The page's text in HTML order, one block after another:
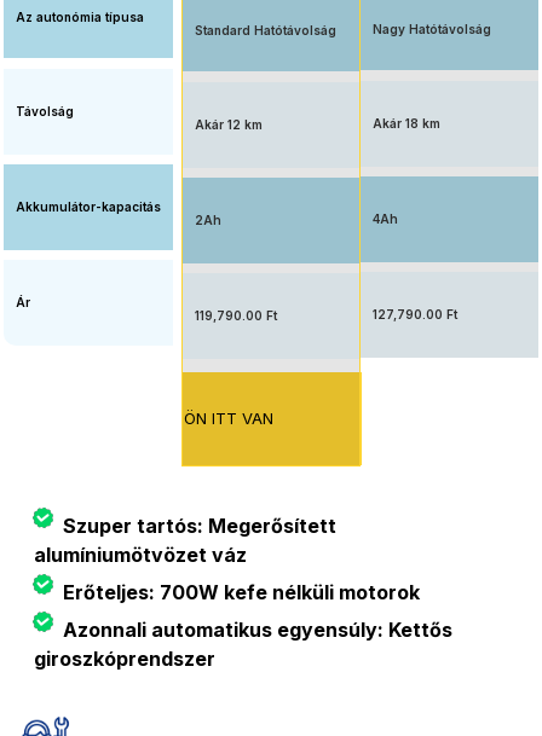
Az autonómia típusa
Távolság
Akkumulátor-kapacitás
Ár
Standard Hatótávolság
Akár 12 km
2Ah
119,790.00 Ft
ÖN ITT VAN
Nagy Hatótávolság
Akár 18 km
4Ah
127,790.00 Ft
Szuper tartós: Megerősített
alumíniumötvözet váz
Erőteljes: 700W kefe nélküli motorok
Azonnali automatikus egyensúly: Kettős
giroszkóprendszer